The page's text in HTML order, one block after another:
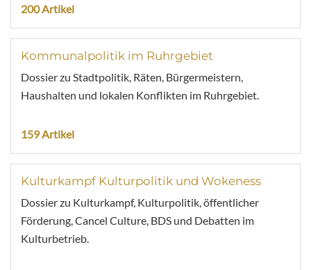
200 Artikel
Kommunalpolitik im Ruhrgebiet
Dossier zu Stadtpolitik, Räten, Bürgermeistern,
Haushalten und lokalen Konflikten im Ruhrgebiet.
159 Artikel
Kulturkampf Kulturpolitik und Wokeness
Dossier zu Kulturkampf, Kulturpolitik, öffentlicher
Förderung, Cancel Culture, BDS und Debatten im
Kulturbetrieb.